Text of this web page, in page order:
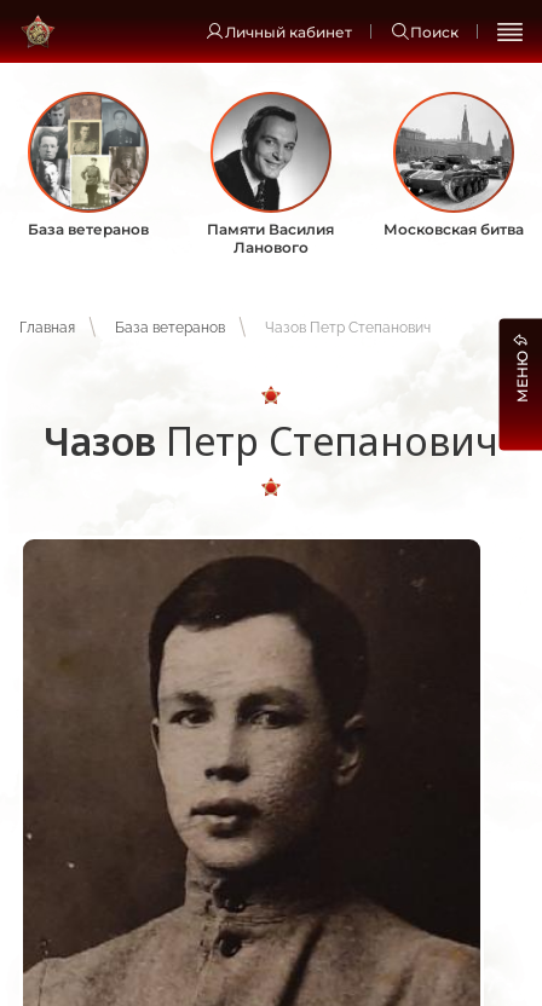
Личный кабинет Поиск
База ветеранов
Памяти Василия
Ланового
Московская битва
Главная База ветеранов Чазов Петр Степанович
Чазов Петр Степанович
МЕНЮ